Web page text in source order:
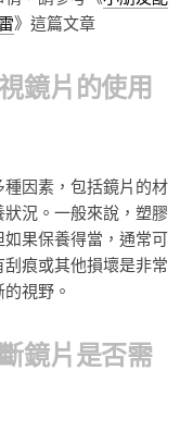
》這篇文章
鏡片的使用
因素，包括鏡片的材
況。一般來說，塑膠
果保養得當，通常可
痕或其他損壞是非常
視野。
鏡片是否需